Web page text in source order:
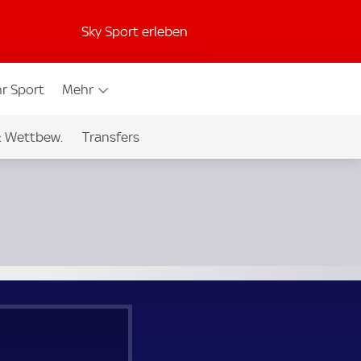
Sky Sport erleben
Sport Mehr
Wettbew. Transfers